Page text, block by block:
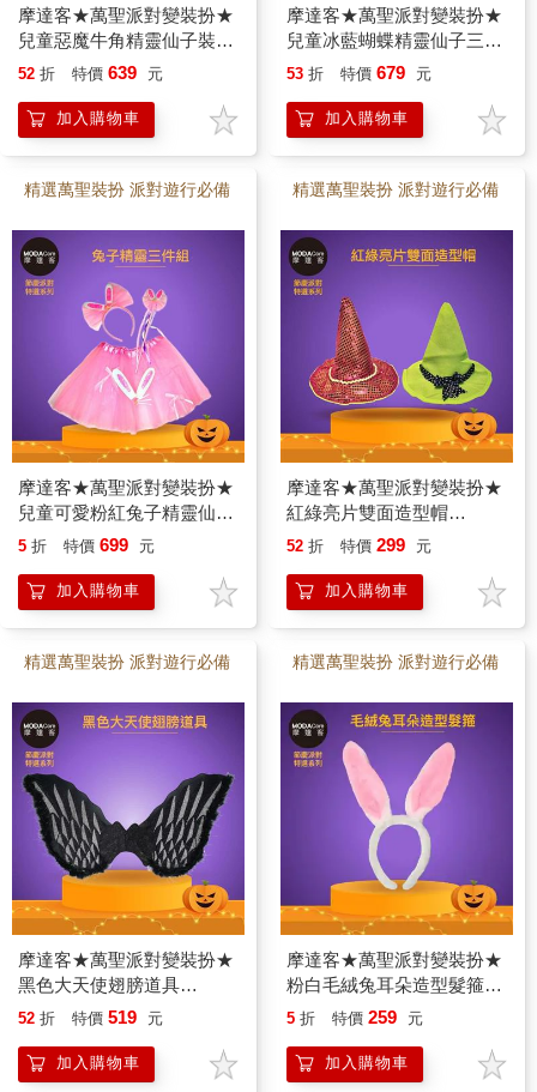
摩達客★萬聖派對變裝扮★
兒童惡魔牛角精靈仙子裝三
件組（髮箍/紗裙/仙女棒）
52 折 特價 639 元
加入購物車
摩達客★萬聖派對變裝扮★
兒童冰藍蝴蝶精靈仙子三套
組（髮箍/紗裙/仙女棒）
53 折 特價 679 元
加入購物車
精選萬聖裝扮 派對遊行必備
摩達客★萬聖派對變裝扮★
兒童可愛粉紅兔子精靈仙子
裝三件組（髮箍/紗裙/仙女
5 折 特價 699 元
加入購物車
精選萬聖裝扮 派對遊行必備
摩達客★萬聖派對變裝扮★
紅綠亮片雙面造型帽
★Cosplay
52 折 特價 299 元
加入購物車
精選萬聖裝扮 派對遊行必備
摩達客★萬聖派對變裝扮★
黑色大天使翅膀道具
★Cosplay
52 折 特價 519 元
加入購物車
精選萬聖裝扮 派對遊行必備
摩達客★萬聖派對變裝扮★
粉白毛絨兔耳朵造型髮箍
★Cosplay
5 折 特價 259 元
加入購物車